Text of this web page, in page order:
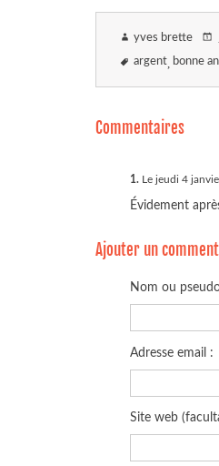
yves brette
argent bonne
Commentaires
1. Le jeudi 4
Évidement
Ajouter un
Nom ou
Adresse email :
Site web